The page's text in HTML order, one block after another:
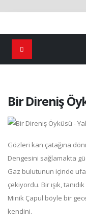
Bir Direniş
Gözleri kan çatağına
Dengesini sağlamakta
Gaz bulutunun içinde
çekiyordu. Bir ışık,
Minik Çapul böyle bir
kendini.